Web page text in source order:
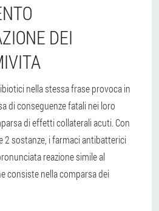
DEI
nella stessa frase provoca in
di conseguenze fatali nei loro
di effetti collaterali acuti. Con
2 sostanze, i farmaci antibatterici
reazione simile al
consiste nella comparsa dei